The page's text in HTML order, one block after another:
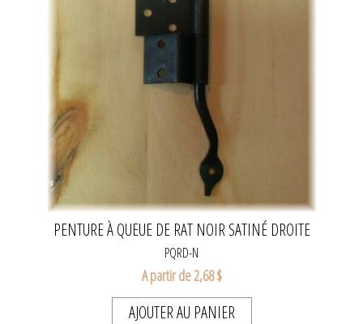
PENTURE À QUEUE DE RAT NOIR SATINÉ DROITE
PQRD-N
A partir de 2,68 $
AJOUTER AU PANIER